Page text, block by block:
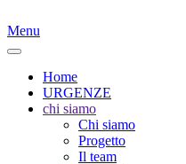
Menu
Home
URGENZE
chi siamo
Chi siamo
Progetto
Il team